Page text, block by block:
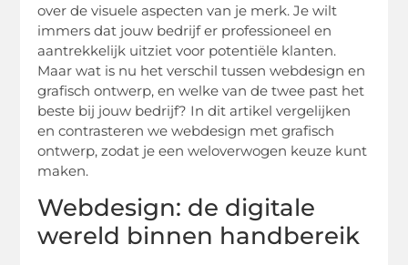
over de visuele aspecten van je merk. Je wilt
immers dat jouw bedrijf er professioneel en
aantrekkelijk uitziet voor potentiële klanten.
Maar wat is nu het verschil tussen webdesign en
grafisch ontwerp, en welke van de twee past het
beste bij jouw bedrijf? In dit artikel vergelijken
en contrasteren we webdesign met grafisch
ontwerp, zodat je een weloverwogen keuze kunt
maken.
Webdesign: de digitale
wereld binnen handbereik